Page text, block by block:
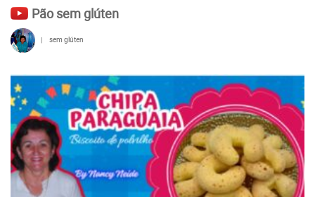
Pão sem glúten
| sem glúten